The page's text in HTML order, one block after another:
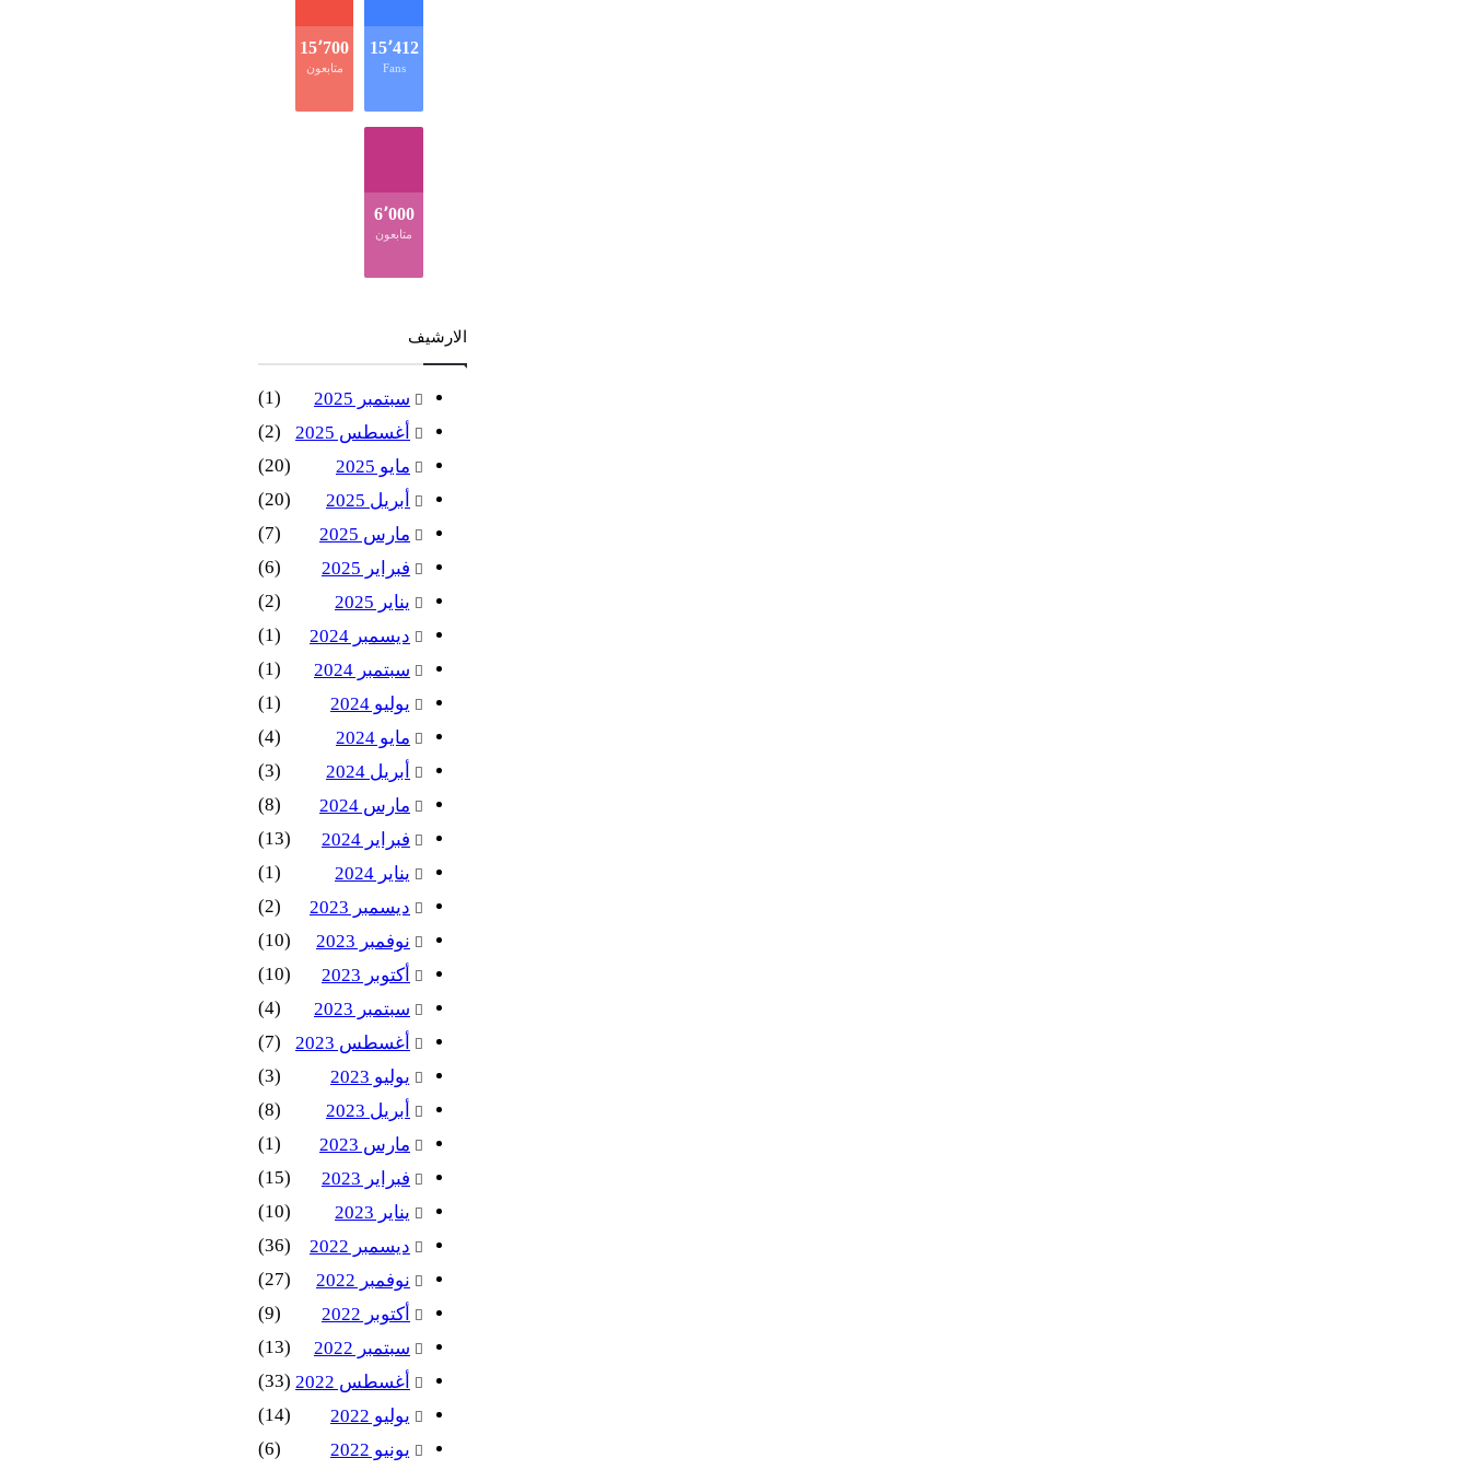
15٬412
Fans
15٬700
متابعون
6٬000
متابعون
الارشيف
سبتمبر 2025
(1)
أغسطس 2025
(2)
مايو 2025
(20)
أبريل 2025
(20)
مارس 2025
(7)
فبراير 2025
(6)
يناير 2025
(2)
ديسمبر 2024
(1)
سبتمبر 2024
(1)
يوليو 2024
(1)
مايو 2024
(4)
أبريل 2024
(3)
مارس 2024
(8)
فبراير 2024
(13)
يناير 2024
(1)
ديسمبر 2023
(2)
نوفمبر 2023
(10)
أكتوبر 2023
(10)
سبتمبر 2023
(4)
أغسطس 2023
(7)
يوليو 2023
(3)
أبريل 2023
(8)
مارس 2023
(1)
فبراير 2023
(15)
يناير 2023
(10)
ديسمبر 2022
(36)
نوفمبر 2022
(27)
أكتوبر 2022
(9)
سبتمبر 2022
(13)
أغسطس 2022
(33)
يوليو 2022
(14)
يونيو 2022
(6)